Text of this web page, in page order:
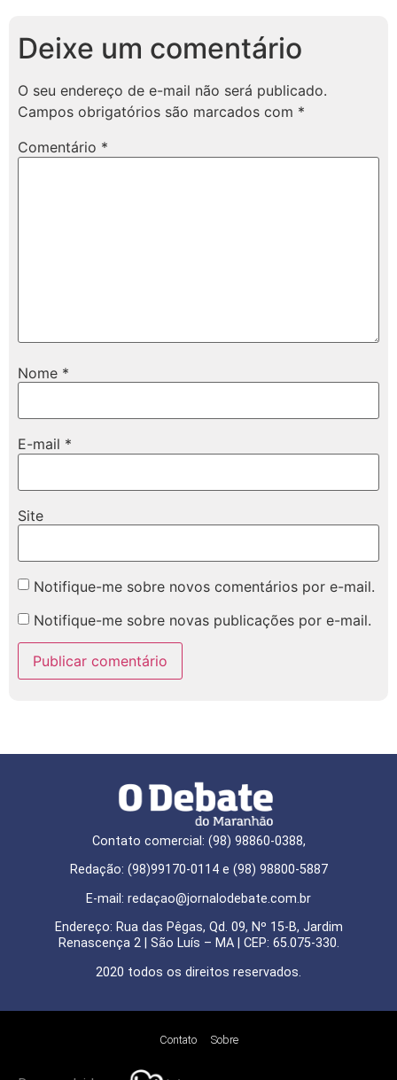
Deixe um comentário
O seu endereço de e-mail não será publicado.
Campos obrigatórios são marcados com *
Comentário *
Nome *
E-mail *
Site
Notifique-me sobre novos comentários por e-mail.
Notifique-me sobre novas publicações por e-mail.
Contato comercial: (98) 98860-0388,
Redação: (98)99170-0114 e (98) 98800-5887
E-mail: redaçao@jornalodebate.com.br
Endereço: Rua das Pêgas, Qd. 09, Nº 15-B, Jardim
Renascença 2 | São Luís – MA | CEP: 65.075-330.
2020 todos os direitos reservados.
Contato Sobre